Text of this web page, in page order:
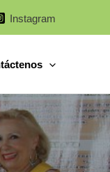
Instagram